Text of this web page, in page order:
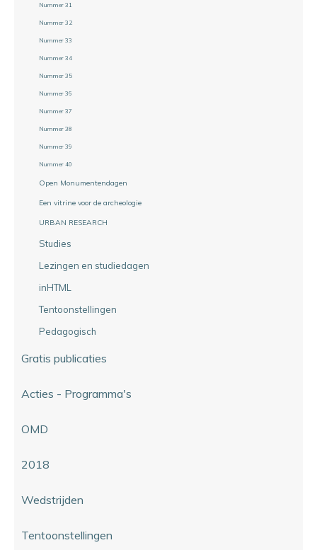
Nummer 31
Nummer 32
Nummer 33
Nummer 34
Nummer 35
Nummer 36
Nummer 37
Nummer 38
Nummer 39
Nummer 40
Open Monumentendagen
Een vitrine voor de archeologie
URBAN RESEARCH
Studies
Lezingen en studiedagen
inHTML
Tentoonstellingen
Pedagogisch
Gratis publicaties
Acties - Programma's
OMD
2018
Wedstrijden
Tentoonstellingen